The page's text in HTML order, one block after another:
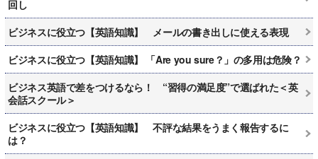
回し
ビジネスに役立つ【英語知識】 メールの書き出しに使える表現
ビジネスに役立つ【英語知識】 「Are you sure？」の多用は危険？
ビジネス英語で差をつけるなら！ “習得の満足度”で選ばれた＜英
会話スクール＞
ビジネスに役立つ【英語知識】 不評な結果をうまく報告するに
は？